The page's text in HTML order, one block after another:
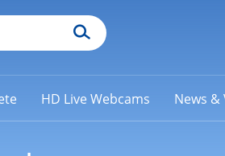
HD Live Webcams News &